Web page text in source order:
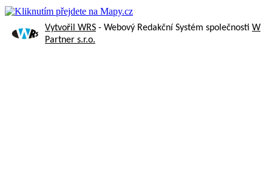
Vytvořil WRS - Webový Redakční Systém společnosti W
Partner s.r.o.